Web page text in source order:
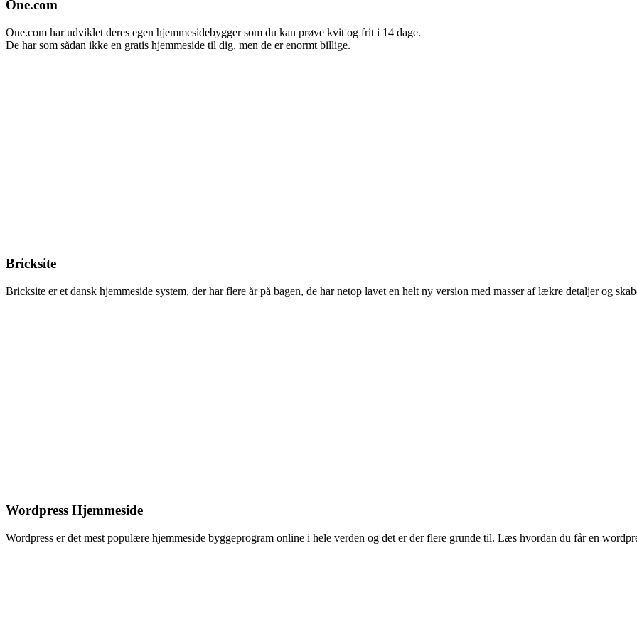
One.com
One.com har udviklet deres egen hjemmesidebygger som du kan prøve kvit og frit i 14 dage.
De har som sådan ikke en gratis hjemmeside til dig, men de er enormt billige.
Bricksite
Bricksite er et dansk hjemmeside system, der har flere år på bagen, de har netop lavet en helt ny version med masser af lækre detaljer og
Wordpress Hjemmeside
Wordpress er det mest populære hjemmeside byggeprogram online i hele verden og det er der flere grunde til. Læs hvordan du får en